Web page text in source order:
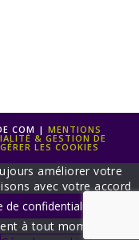
COM | MENTIONS
& GESTION DE
GÉRER LES COOKIES
améliorer votre
avec votre accord
de confidentialité
à tout moment en